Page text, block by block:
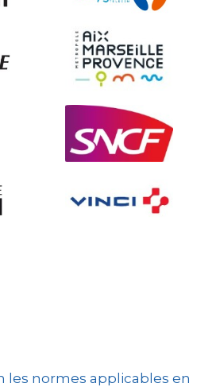
de dissuasion
village fleuri
embarquée
les normes applicables en